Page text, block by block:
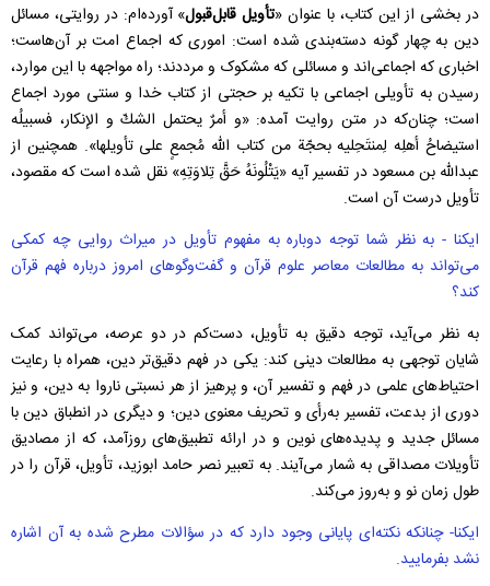
در بخشی از این کتاب، با عنوان «تأویل قابل‌قبول» آورده‌ام: در روایتی، مسائل
دین به چهار گونه دسته‌بندی شده است: اموری که اجماع امت بر آن‌هاست؛
اخباری که اجماعی‌اند و مسائلی که مشکوک و مرددند؛ راه مواجهه با این موارد،
رسیدن به تأویلی اجماعی با تکیه بر حجتی از کتاب خدا و سنتی مورد اجماع
است؛ چنان‌که در متن روایت آمده: «و أمرٌ يحتمل الشكّ و الإنكار، فسبيلُه
استيضاحُ أهلِه لِمنتَحِليه بحجّة من كتاب الله مُجمعٍ على تأويلها». همچنین از
عبدالله بن مسعود در تفسیر آیه‌ «يَتْلُونَهُ حَقَّ تِلاوَتِهِ» نقل شده است که مقصود،
تأویل درست آن است.
ایکنا - به نظر شما توجه دوباره به مفهوم تأویل در میراث روایی چه کمکی
می‌تواند به مطالعات معاصر علوم قرآن و گفت‌وگوهای امروز درباره فهم قرآن
کند؟
به نظر می‌آید، توجه دقیق به تأویل، دست‌کم در دو عرصه، می‌تواند کمک
شایان توجهی به مطالعات دینی کند: یکی در فهم دقیق‌تر دین، همراه با رعایت
احتیاط‌های علمی در فهم و تفسیر آن، و پرهیز از هر نسبتی ناروا به دین، و نیز
دوری از بدعت، تفسیر به‌رأی و تحریف معنوی دین؛ و دیگری در انطباق دین با
مسائل جدید و پدیده‌های نوین و در ارائه تطبیق‌های روزآمد، که از مصادیق
تأویلات مصداقی به‌ شمار می‌آیند. به تعبیر نصر حامد ابوزید، تأویل، قرآن را در
طول زمان نو و به‌روز می‌کند.
ایکنا- چنانکه نکته‌ای پایانی وجود دارد که در سؤالات مطرح شده به آن اشاره
نشد بفرمایید.